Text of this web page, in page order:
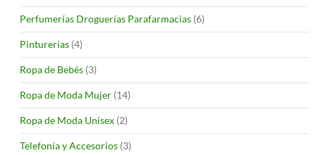
Perfumerías Droguerías Parafarmacias (6)
Pinturerías (4)
Ropa de Bebés (3)
Ropa de Moda Mujer (14)
Ropa de Moda Unisex (2)
Telefonía y Accesorios (3)